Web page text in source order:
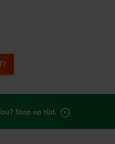
Stop op tijd.